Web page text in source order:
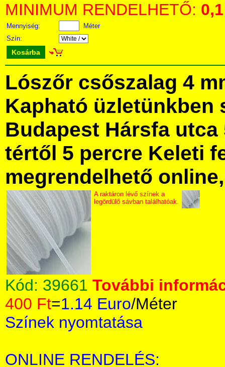
MINIMUM RENDELHETŐ: 0,1
Mennyiség:
Méter
Szín:
Kosárba
Lószőr csőszalag 4
Kapható üzletünkben
Budapest Hársfa utca
tértől 5 percre Keleti
megrendelhető
A raktáron lévő színek a
legördülő sávban találhatóak.
Kód: 39661 További
400 Ft=1.14 Euro/Méter
Színek nyomtatása
ONLINE RENDELÉS: